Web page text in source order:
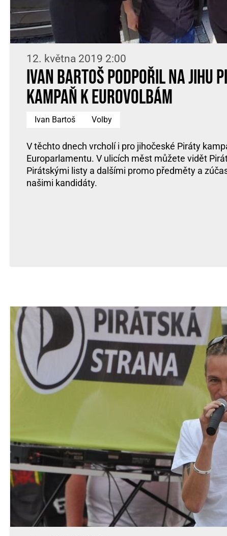
12. května 2019 2:00
Ivan Bartoš podpořil na jihu
kampaň k Eurovolbám
Ivan Bartoš Volby
V těchto dnech vrcholí i pro jihočeské Piráty
Europarlamentu. V ulicích měst můžete vidět
Pirátskými listy a dalšími promo předměty a
našimi kandidáty.